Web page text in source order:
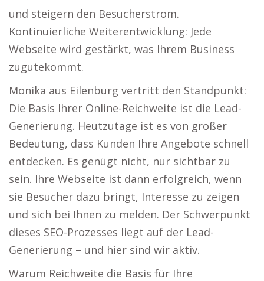
und steigern den Besucherstrom.
Kontinuierliche Weiterentwicklung: Jede
Webseite wird gestärkt, was Ihrem Business
zugutekommt.
Monika aus Eilenburg vertritt den Standpunkt:
Die Basis Ihrer Online-Reichweite ist die Lead-
Generierung. Heutzutage ist es von großer
Bedeutung, dass Kunden Ihre Angebote schnell
entdecken. Es genügt nicht, nur sichtbar zu
sein. Ihre Webseite ist dann erfolgreich, wenn
sie Besucher dazu bringt, Interesse zu zeigen
und sich bei Ihnen zu melden. Der Schwerpunkt
dieses SEO-Prozesses liegt auf der Lead-
Generierung – und hier sind wir aktiv.
Warum Reichweite die Basis für Ihre